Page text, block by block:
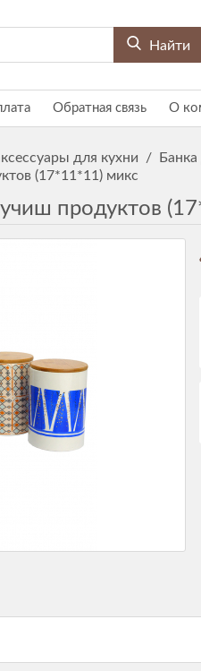
Найти
Обратная связь О
для кухни /
(17*11*11) микс
продуктов